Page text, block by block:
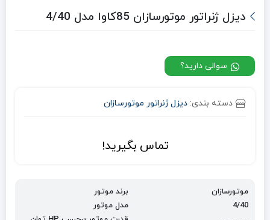
دیزل ژنراتور موتورسازان 85کاوا مدل 4/40
سوالی دارید؟
دسته بندی: دیزل ژنراتور موتورسازان
تماس بگیرید!
موتورسازان
برند موتور
4/40
مدل موتور